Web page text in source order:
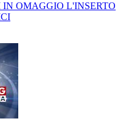
OMAGGIO L'INSERTO